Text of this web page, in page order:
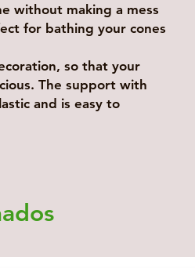
without making a mess
for bathing your cones
so that your
The support with
and is easy to